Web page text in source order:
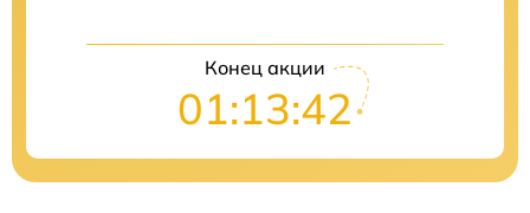
Конец акции
01:13:41